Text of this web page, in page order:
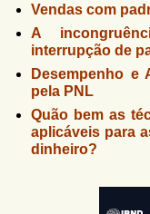
Vendas com
A
interrupção de
Desempenho e
pela PNL
Quão bem as
aplicáveis para
dinheiro?